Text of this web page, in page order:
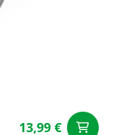
13,99 €